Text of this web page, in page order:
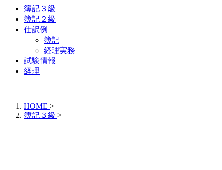
簿記３級
簿記２級
仕訳例
簿記
経理実務
試験情報
経理
HOME >
簿記３級 >